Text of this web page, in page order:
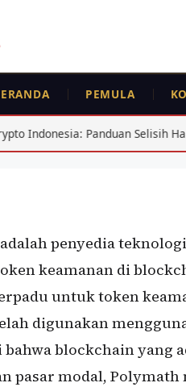
PEMULA
Selisih Harga BTC ETH
penyedia
keamanan di
untuk token
digunakan
blockchain yang
pasar modal, Polymath